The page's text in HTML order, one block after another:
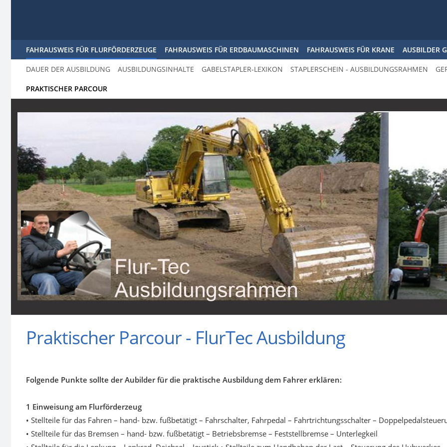
FAHRAUSWEIS FÜR FLURFÖRDERZEUGE FAHRAUSWEIS FÜR ERDBAUMASCHINEN FAHRAUSWEIS FÜR KRANE AUSBILDER
DAUER DER AUSBILDUNG AUSBILDUNGSINHALTE GABELSTAPLER-LEXIKON STAPLERSCHEIN - AUSBILDUNGSRAHMEN
PRAKTISCHER PARCOUR
Praktischer Parcour - FlurTec Ausbildung
Folgende Punkte sollte der Aubilder für die praktische Ausbildung dem Fahrer erklären:
1 Einweisung am Flurförderzeug
• Stellteile für das Fahren – hand- bzw. fußbetätigt – Fahrschalter, Fahrpedal – Fahrtrichtungsschalter –
• Stellteile für das Bremsen – hand- bzw. fußbetätigt – Betriebsbremse – Feststellbremse – Unterlegkeil